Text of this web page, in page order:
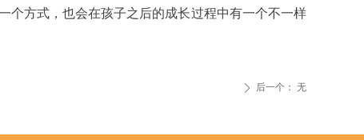
个方式，也会在孩子之后的成长过程中有一个不一样
ꄲ 后一个： 无